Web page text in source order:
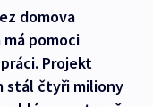
domova
pomoci
Projekt
stál čtyři miliony